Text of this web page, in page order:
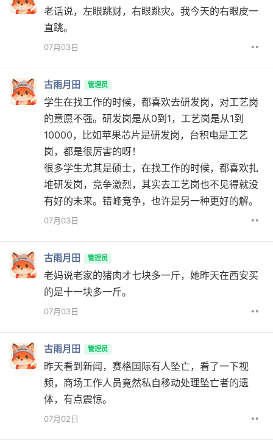
老话说，左眼跳财，右眼跳灾。我今天的右眼皮一
直跳。
07月03日 ••
古雨月田 管理员
学生在找工作的时候，都喜欢去研发岗，对工艺岗
的意愿不强。研发岗是从0到1，工艺岗是从1到
10000，比如苹果芯片是研发岗，台积电是工艺
岗，都是很厉害的呀！
很多学生尤其是硕士，在找工作的时候，都喜欢扎
堆研发岗，竞争激烈，其实去工艺岗也不见得就没
有好的未来。错峰竞争，也许是另一种更好的解。
07月03日 ••
古雨月田 管理员
老妈说老家的猪肉才七块多一斤，她昨天在西安买
的是十一块多一斤。
07月03日 ••
古雨月田 管理员
昨天看到新闻，赛格国际有人坠亡，看了一下视
频，商场工作人员竟然私自移动处理坠亡者的遗
体，有点震惊。
07月02日 ••